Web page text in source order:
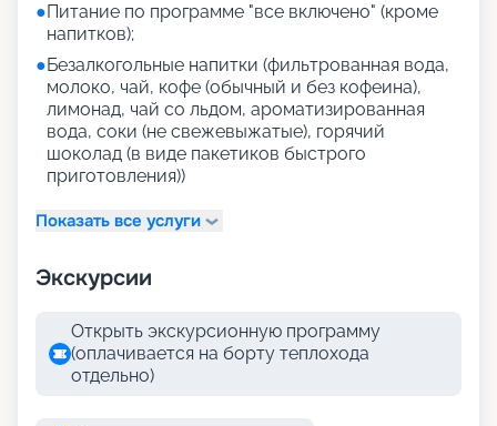
●Питание по программе "все включено" (кроме
напитков);
●Безалкогольные напитки (фильтрованная вода,
молоко, чай, кофе (обычный и без кофеина),
лимонад, чай со льдом, ароматизированная
вода, соки (не свежевыжатые), горячий
шоколад (в виде пакетиков быстрого
приготовления))
Показать все услуги
Экскурсии
Открыть экскурсионную программу
(оплачивается на борту теплохода
отдельно)